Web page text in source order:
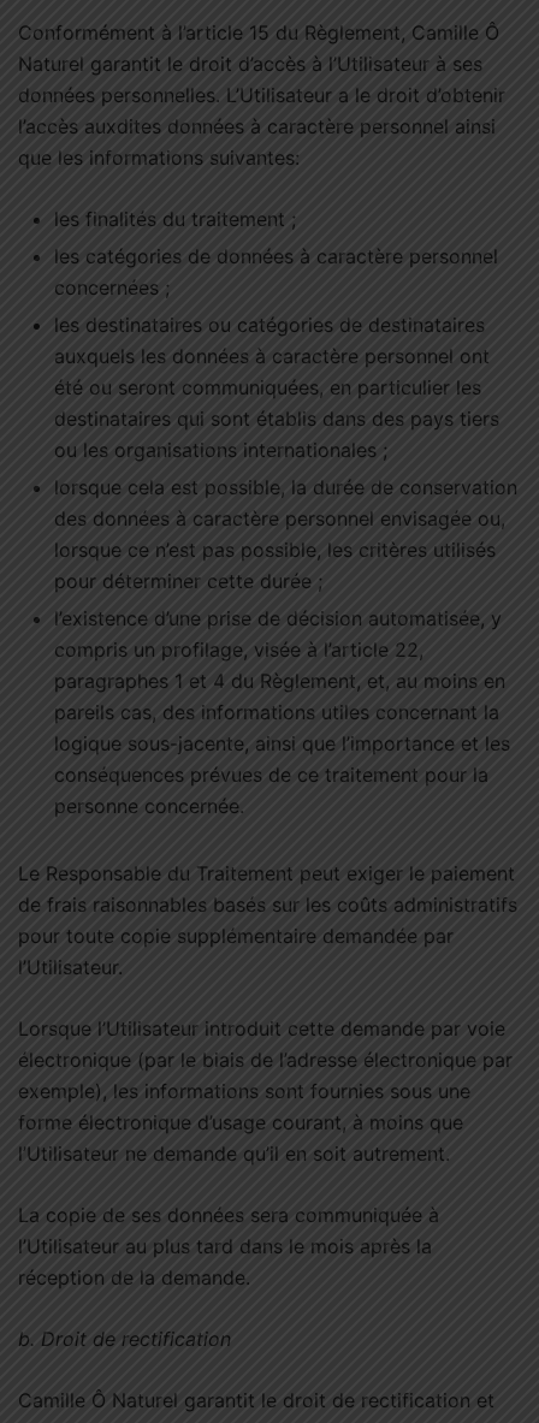
Conformément à l’article 15 du Règlement, Camille Ô
Naturel garantit le droit d’accès à l’Utilisateur à ses
données personnelles. L’Utilisateur a le droit d’obtenir
l’accès auxdites données à caractère personnel ainsi
que les informations suivantes:
les finalités du traitement ;
les catégories de données à caractère personnel
concernées ;
les destinataires ou catégories de destinataires
auxquels les données à caractère personnel ont
été ou seront communiquées, en particulier les
destinataires qui sont établis dans des pays tiers
ou les organisations internationales ;
lorsque cela est possible, la durée de conservation
des données à caractère personnel envisagée ou,
lorsque ce n’est pas possible, les critères utilisés
pour déterminer cette durée ;
l’existence d’une prise de décision automatisée, y
compris un profilage, visée à l’article 22,
paragraphes 1 et 4 du Règlement, et, au moins en
pareils cas, des informations utiles concernant la
logique sous-jacente, ainsi que l’importance et les
conséquences prévues de ce traitement pour la
personne concernée.
Le Responsable du Traitement peut exiger le paiement
de frais raisonnables basés sur les coûts administratifs
pour toute copie supplémentaire demandée par
l’Utilisateur.
Lorsque l’Utilisateur introduit cette demande par voie
électronique (par le biais de l’adresse électronique par
exemple), les informations sont fournies sous une
forme électronique d’usage courant, à moins que
l’Utilisateur ne demande qu’il en soit autrement.
La copie de ses données sera communiquée à
l’Utilisateur au plus tard dans le mois après la
réception de la demande.
b. Droit de rectification
Camille Ô Naturel garantit le droit de rectification et